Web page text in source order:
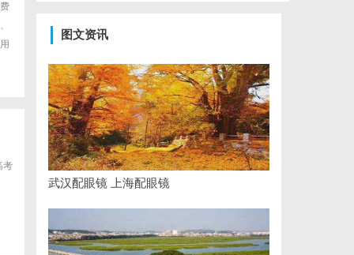
考
图文资讯
武汉配眼镜 上海配眼镜